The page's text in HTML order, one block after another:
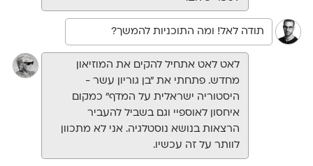
תודה לאל! ומה התוכניות להמשך?
לאט לאט אתחיל להקים את המוזיאון
מחדש. פתחתי את "בן גוריון עשר -
היסטוריה ישראלית על המדף" כמקום
איחסון לאוספיי וגם בשביל להעביר
הרצאות בנושא נוסטלגיה. אני לא מתכוון
לוותר על זה עכשיו.